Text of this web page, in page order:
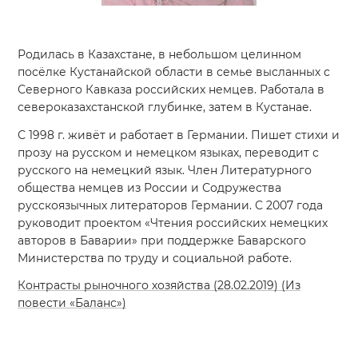
Родилась в Казахстане, в небольшом целинном
посёлке Кустанайской области в семье высланных с
Северного Кавказа российских немцев. Работала в
североказахстанской глубинке, затем в Кустанае.
С 1998 г. живёт и работает в Германии. Пишет стихи и
прозу на русском и немецком языках, переводит с
русского на немецкий язык. Член Литературного
общества немцев из России и Содружества
русскоязычных литераторов Германии. С 2007 года
руководит проектом «Чтения российских немецких
авторов в Баварии» при поддержке Баварского
Министерства по труду и социальной работе.
Контрасты рыночного хозяйства (28.02.2019) (Из
повести «Баланс»)